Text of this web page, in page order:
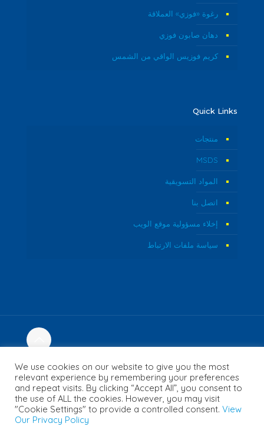
رغوة «فوزي» العملاقة
دهان صابون فوزي
كريم فوزيس الواقي من الشمس
Quick Links
منتجات
MSDS
المواد التسويقية
اتصل بنا
إخلاء مسؤولية موقع الويب
سياسة ملفات الارتباط
© 2026 Fozzi's. All Rights Reserved. | Website Created by
Concept Inc.
We use cookies on our website to give you the most
relevant experience by remembering your preferences
and repeat visits. By clicking “Accept All”, you consent to
the use of ALL the cookies. However, you may visit
"Cookie Settings" to provide a controlled consent. View
Our Privacy Policy
English
(الإنجليزية)
Français
(الفرنسية )
الأسبانية) العربية